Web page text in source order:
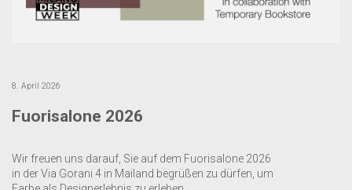
8. April 2026
Fuorisalone 2026
Wir freuen uns darauf, Sie auf dem Fuorisalone 2026
in der Via Gorani 4 in Mailand begrüßen zu dürfen, um